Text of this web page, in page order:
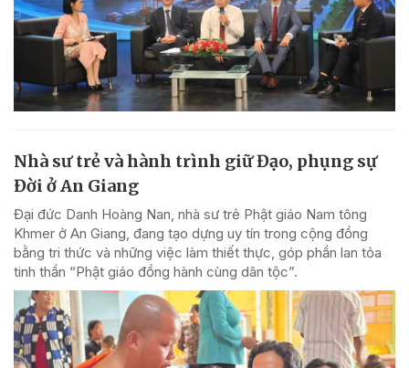
Nhà sư trẻ và hành trình giữ Đạo, phụng sự
Đời ở An Giang
Đại đức Danh Hoàng Nan, nhà sư trẻ Phật giáo Nam tông
Khmer ở An Giang, đang tạo dựng uy tín trong cộng đồng
bằng tri thức và những việc làm thiết thực, góp phần lan tỏa
tinh thần “Phật giáo đồng hành cùng dân tộc”.